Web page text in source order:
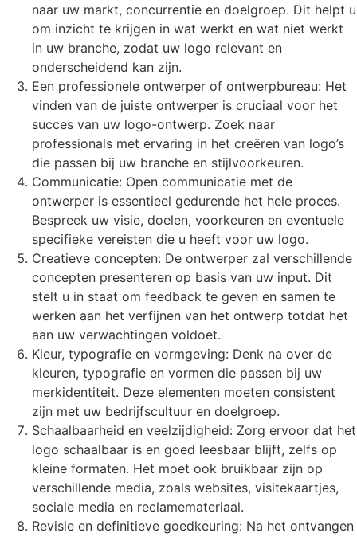
naar uw markt, concurrentie en doelgroep. Dit helpt u
om inzicht te krijgen in wat werkt en wat niet werkt
in uw branche, zodat uw logo relevant en
onderscheidend kan zijn.
Een professionele ontwerper of ontwerpbureau: Het
vinden van de juiste ontwerper is cruciaal voor het
succes van uw logo-ontwerp. Zoek naar
professionals met ervaring in het creëren van logo’s
die passen bij uw branche en stijlvoorkeuren.
Communicatie: Open communicatie met de
ontwerper is essentieel gedurende het hele proces.
Bespreek uw visie, doelen, voorkeuren en eventuele
specifieke vereisten die u heeft voor uw logo.
Creatieve concepten: De ontwerper zal verschillende
concepten presenteren op basis van uw input. Dit
stelt u in staat om feedback te geven en samen te
werken aan het verfijnen van het ontwerp totdat het
aan uw verwachtingen voldoet.
Kleur, typografie en vormgeving: Denk na over de
kleuren, typografie en vormen die passen bij uw
merkidentiteit. Deze elementen moeten consistent
zijn met uw bedrijfscultuur en doelgroep.
Schaalbaarheid en veelzijdigheid: Zorg ervoor dat het
logo schaalbaar is en goed leesbaar blijft, zelfs op
kleine formaten. Het moet ook bruikbaar zijn op
verschillende media, zoals websites, visitekaartjes,
sociale media en reclamemateriaal.
Revisie en definitieve goedkeuring: Na het ontvangen